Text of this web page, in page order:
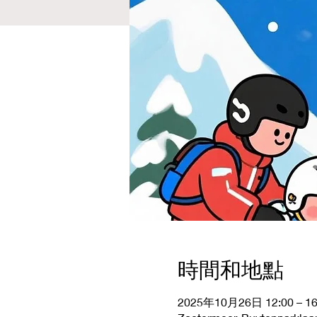
時間和地點
2025年10月26日 12:00 –